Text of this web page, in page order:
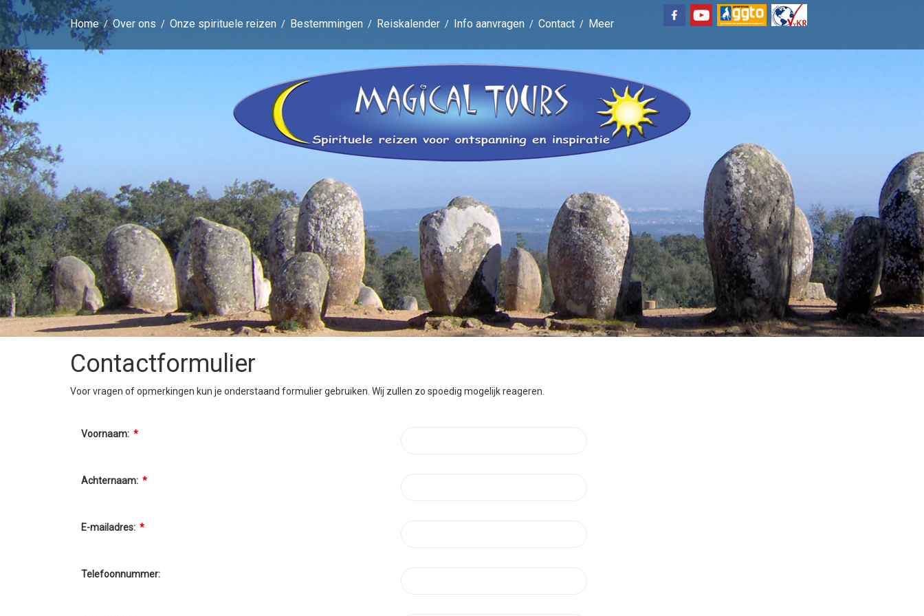
Home Over ons Onze spirituele reizen Bestemmingen Reiskalender Info aanvragen Contact Meer
Contactformulier
Voor vragen of opmerkingen kun je onderstaand formulier gebruiken. Wij zullen zo spoedig mogelijk reageren.
Voornaam: *
Achternaam: *
E-mailadres: *
Telefoonnummer: